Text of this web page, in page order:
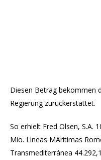
Diesen Betrag bekommen
Regierung zurückerstattet.
So erhielt Fred Olsen, S.A.
Mio. Lineas MAritimas
Transmediterránea